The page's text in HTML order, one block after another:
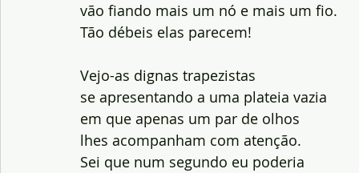
vão fiando mais um nó e mais um fio.
Tão débeis elas parecem!
Vejo-as dignas trapezistas
se apresentando a uma plateia vazia
em que apenas um par de olhos
lhes acompanham com atenção.
Sei que num segundo eu poderia